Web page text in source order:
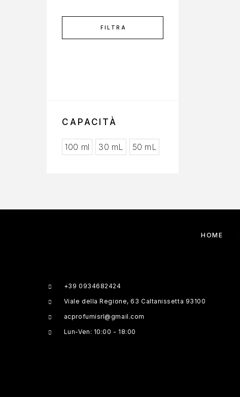
FILTRA
CAPACITÀ
100 ml 30 mL 50 mL
HOME
+39 0934682424
Viale della Regione, 63 Caltanissetta 93100
acprofumisrl@gmail.com
Lun-Ven: 10:00 - 18:00